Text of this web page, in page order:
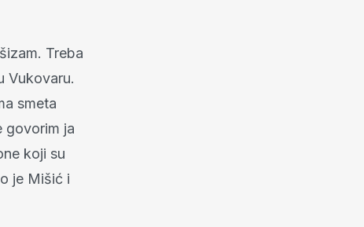
Treba
Vukovaru.
smeta
govorim ja
koji su
je Mišić i